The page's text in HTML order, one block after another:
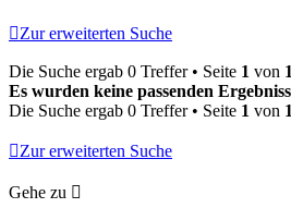
Zur erweiterten Suche
Die Suche ergab 0 Treffer • Seite 1 von 1
Es wurden keine passenden
Die Suche ergab 0 Treffer • Seite 1 von 1
Zur erweiterten Suche
Gehe zu